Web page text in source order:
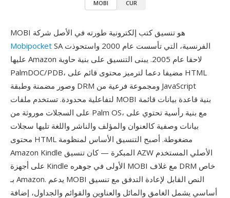
MOBI CUR
MOBI هو تنسيق كتب إلكترونية طورته في الأصل شركة
Mobipocket SA الفرنسية، التي تأسست عام 2000 واستحوذت
عليها Amazon لاحقا عام 2005. يبنى التنسيق على بنية حاوية
PalmDOC/PDB، مضيفا دعما لترميز محتوى قائم على HTML
وصور مضمنة وطبقة DRM ومجموعة فرعية من JavaScript
لتفاعلية محدودة. تستخدم ملفات MOBI بنية قاعدة بيانات قائمة
على السجلات موروثة من Palm OS، مع بنية رأسية تحتوي على
بيانات وصفية كالعنوان والمؤلف والناشر واللغة تليها سجلات
محتوى HTML مضغوطة. أصبح التنسيق الأساس لمنظومة
Amazon Kindle المبكرة — كان تنسيق AZW الأصلي المستخدم
على أجهزة Kindle الأولى في جوهره MOBI مع غلاف DRM خاص
بـ Amazon. يدعم MOBI النص القابل لإعادة التدفق مع تنسيق
أساسي يشمل الغامق والمائل والعناوين والقوائم والجداول، إضافة